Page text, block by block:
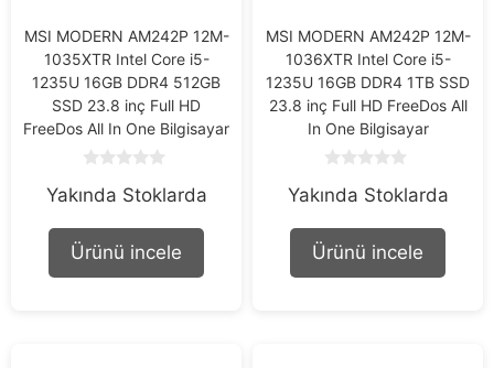
MSI MODERN AM242P 12M-
1035XTR Intel Core i5-
1235U 16GB DDR4 512GB
SSD 23.8 inç Full HD
FreeDos All In One Bilgisayar
o
t
f
Yakında Stoklarda
Ürünü incele
MSI MODERN AM242P 12M-
1036XTR Intel Core i5-
1235U 16GB DDR4 1TB SSD
23.8 inç Full HD FreeDos All
In One Bilgisayar
o
t
f
Yakında Stoklarda
Ürünü incele